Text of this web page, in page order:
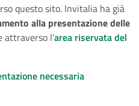
questo sito. Invitalia ha già
alla presentazione delle
attraverso l’area riservata del
necessaria